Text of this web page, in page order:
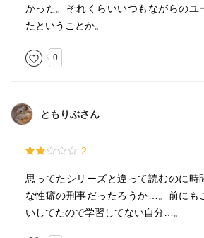
【高野英夫／たかの・ひでお】岡田英
がそっくり。車好き。
した元公務員。
感じか。栗色の髪は綺麗な三つ編み。
い。《立川市役所の住民票交付願いの
名前だな》と小山田聡介は思った。上
【デカ三昧】大衆酒場。「早い・安い
り物。八王子署御用達。
【殿村敦史／とのむら・あつし】首が
かった。それくらいいつもながらのユ
たということか。
0
ともりぶさん
2
思ってたシリーズと違って読むのに時
な性癖の刑事だったろうか…。前にも
いしてたので学習してない自分…。